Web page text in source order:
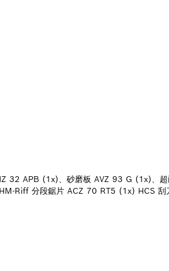
32 APB (1x)、砂磨板 AVZ 93 G (1x)、
Riff 分段鋸片 ACZ 70 RT5 (1x) HCS